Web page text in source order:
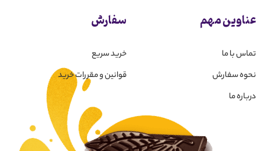
عناوین مهم
تماس با ما
نحوه سفارش
درباره ما
سفارش
خرید سریع
قوانین و مقررات خرید